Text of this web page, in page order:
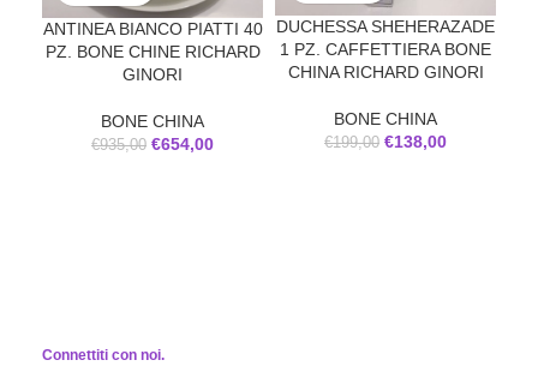
ANTINEA BIANCO PIATTI 40
PZ. BONE CHINE RICHARD
GINORI
BONE CHINA
€935,00 €654,00
DUCHESSA SHEHERAZADE
1 PZ. CAFFETTIERA BONE
CHINA RICHARD GINORI
BONE CHINA
€199,00 €138,00
Connettiti con noi.